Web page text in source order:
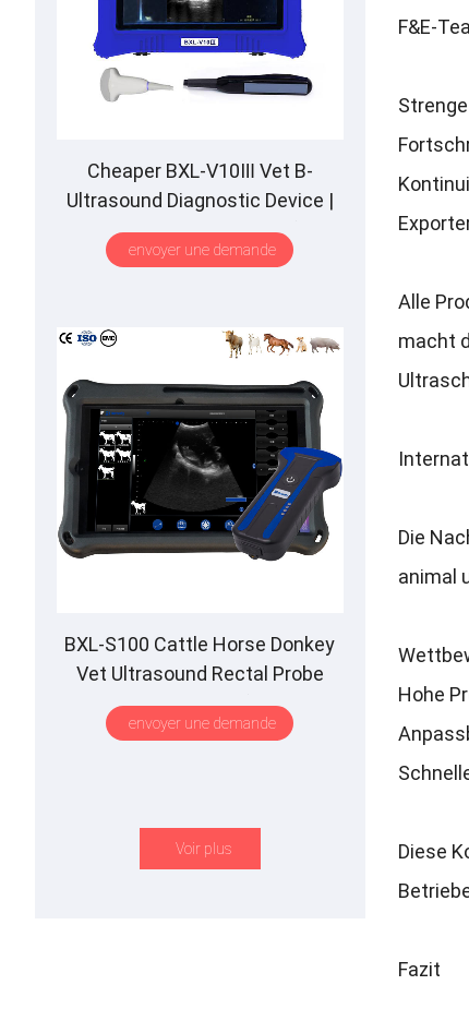
F&E-
Alle
macht
Die
animal
Hohe
Diese
Fazit
Cheaper BXL-V10Ⅲ Vet B-
Ultrasound Diagnostic Device |
Animal Pregnancy Backfat
Detect|Multiple Probe
envoyer une demande
BXL-S100 Cattle Horse Donkey
Vet Ultrasound Rectal Probe
IPX7 Waterproof B&M
envoyer une demande
Voir plus